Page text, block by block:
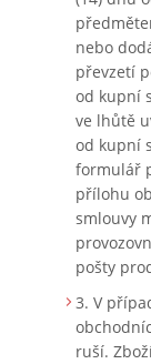
nebo
převzetí
od kupní
ve lhůtě
od kupní
formulář
přílohu
smlouvy
pošty
V
ruší.